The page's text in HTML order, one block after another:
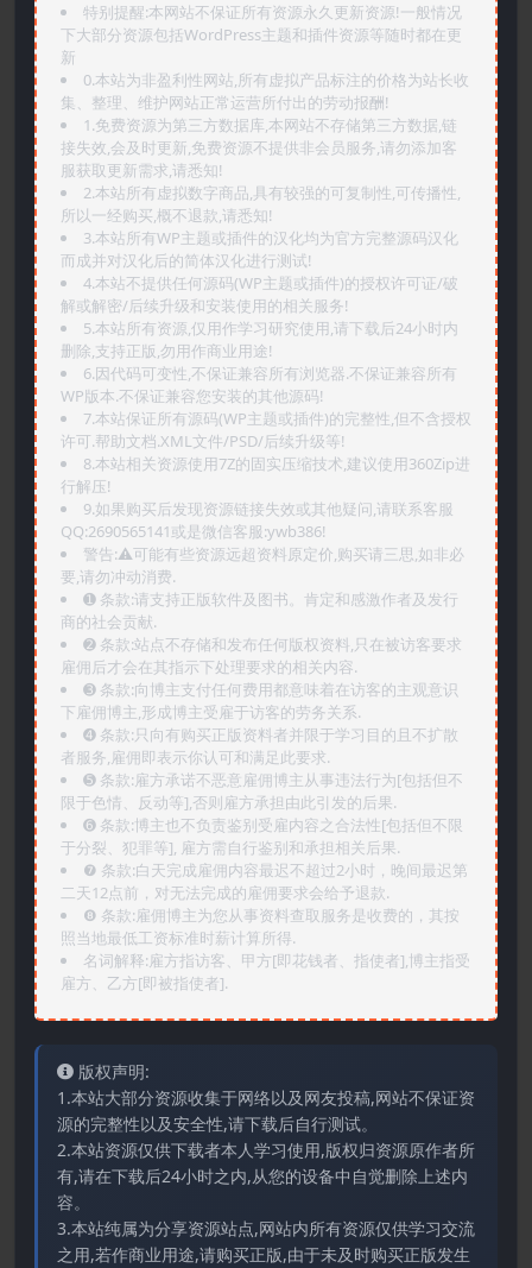
特别提醒:本网站不保证所有资源永久更新资源!一般情况
下大部分资源包括WordPress主题和插件资源等随时都在更
新
0.本站为非盈利性网站,所有虚拟产品标注的价格为站长收
集、整理、维护网站正常运营所付出的劳动报酬!
1.免费资源为第三方数据库,本网站不存储第三方数据,链
接失效,会及时更新,免费资源不提供非会员服务,请勿添加客
服获取更新需求,请悉知!
2.本站所有虚拟数字商品,具有较强的可复制性,可传播性,
所以一经购买,概不退款,请悉知!
3.本站所有WP主题或插件的汉化均为官方完整源码汉化
而成并对汉化后的简体汉化进行测试!
4.本站不提供任何源码(WP主题或插件)的授权许可证/破
解或解密/后续升级和安装使用的相关服务!
5.本站所有资源,仅用作学习研究使用,请下载后24小时内
删除,支持正版,勿用作商业用途!
6.因代码可变性,不保证兼容所有浏览器.不保证兼容所有
WP版本.不保证兼容您安装的其他源码!
7.本站保证所有源码(WP主题或插件)的完整性,但不含授权
许可.帮助文档.XML文件/PSD/后续升级等!
8.本站相关资源使用7Z的固实压缩技术,建议使用360Zip进
行解压!
9.如果购买后发现资源链接失效或其他疑问,请联系客服
QQ:2690565141或是微信客服:ywb386!
警告:⚠️可能有些资源远超资料原定价,购买请三思,如非必
要,请勿冲动消费.
➊️ 条款:请支持正版软件及图书。肯定和感激作者及发行
商的社会贡献.
➋️ 条款:站点不存储和发布任何版权资料,只在被访客要求
雇佣后才会在其指示下处理要求的相关内容.
➌️ 条款:向博主支付任何费用都意味着在访客的主观意识
下雇佣博主,形成博主受雇于访客的劳务关系.
➍️ 条款:只向有购买正版资料者并限于学习目的且不扩散
者服务,雇佣即表示你认可和满足此要求.
➎ 条款:雇方承诺不恶意雇佣博主从事违法行为[包括但不
限于色情、反动等],否则雇方承担由此引发的后果.
➏️ 条款:博主也不负责鉴别受雇内容之合法性[包括但不限
于分裂、犯罪等], 雇方需自行鉴别和承担相关后果.
❼ 条款:白天完成雇佣内容最迟不超过2小时，晚间最迟第
二天12点前，对无法完成的雇佣要求会给予退款.
❽ 条款:雇佣博主为您从事资料查取服务是收费的，其按
照当地最低工资标准时薪计算所得.
名词解释:雇方指访客、甲方[即花钱者、指使者],博主指受
雇方、乙方[即被指使者].
版权声明:
1.本站大部分资源收集于网络以及网友投稿,网站不保证资
源的完整性以及安全性,请下载后自行测试。
2.本站资源仅供下载者本人学习使用,版权归资源原作者所
有,请在下载后24小时之内,从您的设备中自觉删除上述内
容。
3.本站纯属为分享资源站点,网站内所有资源仅供学习交流
之用,若作商业用途,请购买正版,由于未及时购买正版发生